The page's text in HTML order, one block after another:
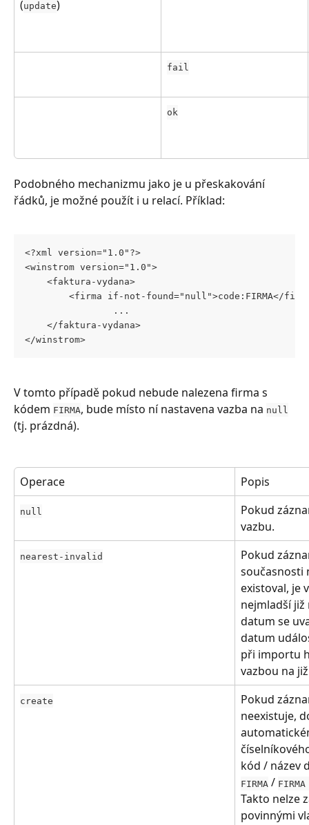
(update)
fail
ok
Podobného mechanizmu jako je u přeskakování
řádků, je možné použít i u relací. Příklad:
<?xml version="1.0"?>
<winstrom version="1.0">
	<faktura-vydana>
<firma if-not-
                ...
	</faktura-vydana>
</winstrom>
V tomto případě pokud nebude nalezena firma s
kódem FIRMA, bude místo ní nastavena vazba na null
(tj. prázdná).
Operace Popis
null
Pokud
vazbu.
nearest-invalid
Pokud
současnosti
existoval, je
nejmladší již
datum se
datum
při importu
vazbou na
create
Pokud
neexistuje,
kód / název
FIRMA /
Takto nelze
povinnými